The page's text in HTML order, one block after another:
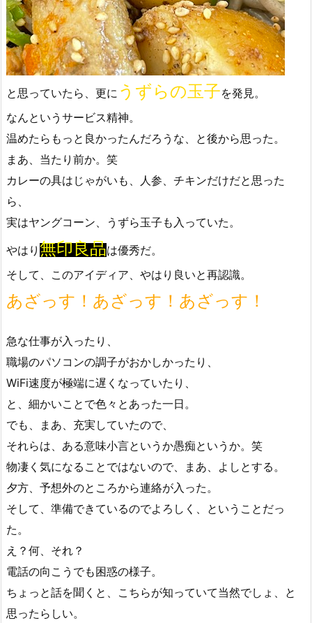
と思っていたら、更に うずらの玉子を発見。
なんというサービス精神。
温めたらもっと良かったんだろうな、と後から思った。
まあ、当たり前か。笑
カレーの具はじゃがいも、人参、チキンだけだと思った
ら、
実はヤングコーン、うずら玉子も入っていた。
やはり 無印良品は優秀だ。
そして、このアイディア、やはり良いと再認識。
あざっす！あざっす！あざっす！
急な仕事が入ったり、
職場のパソコンの調子がおかしかったり、
WiFi速度が極端に遅くなっていたり、
と、細かいことで色々とあった一日。
でも、まあ、充実していたので、
それらは、ある意味小言というか愚痴というか。笑
物凄く気になることではないので、まあ、よしとする。
夕方、予想外のところから連絡が入った。
そして、準備できているのでよろしく、ということだっ
た。
え？何、それ？
電話の向こうでも困惑の様子。
ちょっと話を聞くと、こちらが知っていて当然でしょ、と
思ったらしい。